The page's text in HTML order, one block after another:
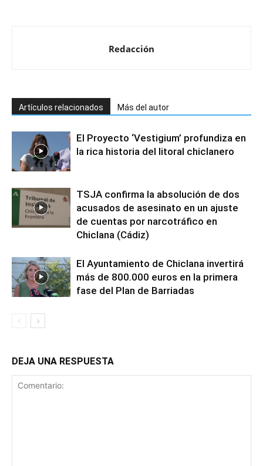
Redacción
Artículos relacionados Más del autor
El Proyecto ‘Vestigium’ profundiza en
la rica historia del litoral chiclanero
TSJA confirma la absolución de dos
acusados de asesinato en un ajuste
de cuentas por narcotráfico en
Chiclana (Cádiz)
El Ayuntamiento de Chiclana invertirá
más de 800.000 euros en la primera
fase del Plan de Barriadas
DEJA UNA RESPUESTA